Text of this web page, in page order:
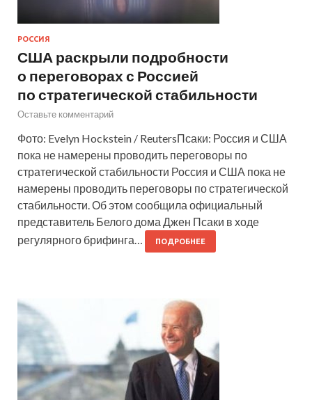
РОССИЯ
США раскрыли подробности
о переговорах с Россией
по стратегической стабильности
Оставьте комментарий
Фото: Evelyn Hockstein / ReutersПсаки: Россия и США
пока не намерены проводить переговоры по
стратегической стабильности Россия и США пока не
намерены проводить переговоры по стратегической
стабильности. Об этом сообщила официальный
представитель Белого дома Джен Псаки в ходе
регулярного брифинга…
ПОДРОБНЕЕ